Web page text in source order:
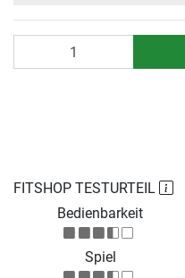
FITSHOP TESTURTEIL
Bedienbarkeit
Spiel